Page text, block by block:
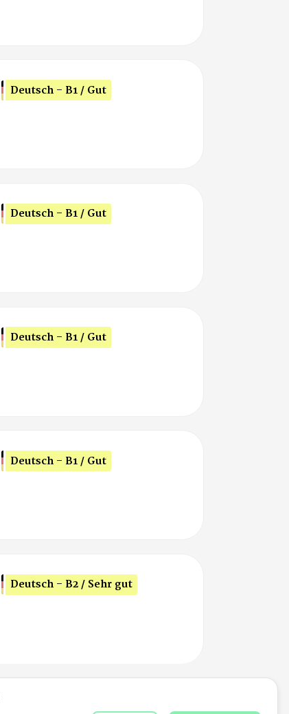
Deutsch - B1 / Gut
Deutsch - B1 / Gut
Deutsch - B1 / Gut
Deutsch - B1 / Gut
Deutsch - B2 / Sehr gut